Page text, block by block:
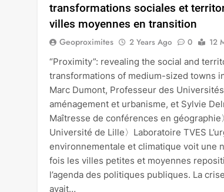
transformations sociales et
villes moyennes en transition
Geoproximites 2 Years Ago 0
12
“Proximity”: revealing the social and
transformations of medium-sized towns
Marc Dumont, Professeur des
aménagement et urbanisme, et Sylvie
Maîtresse de conférences en géographie〉
Université de Lille〉Laboratoire TVES
environnementale et climatique voit une
fois les villes petites et moyennes
l’agenda des politiques publiques. La
avait…